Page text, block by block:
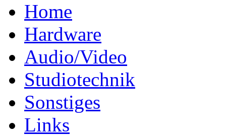
Home
Hardware
Audio/Video
Studiotechnik
Sonstiges
Links